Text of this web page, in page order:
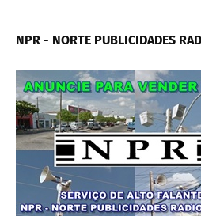
NPR - NORTE PUBLICIDADES